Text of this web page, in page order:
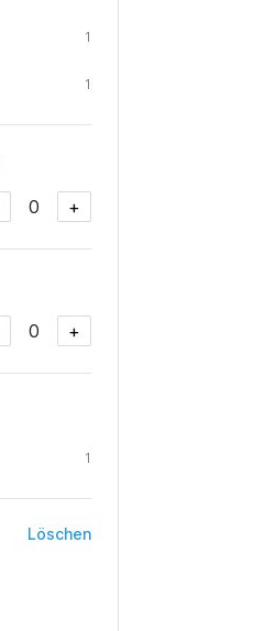
1
1
0 +
0 +
1
Löschen